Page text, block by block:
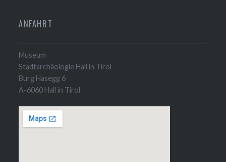
ANFAHRT
Museum
Stadtarchäologie Hall in Tirol
Burg Hasegg 6
A-6060 Hall in Tirol